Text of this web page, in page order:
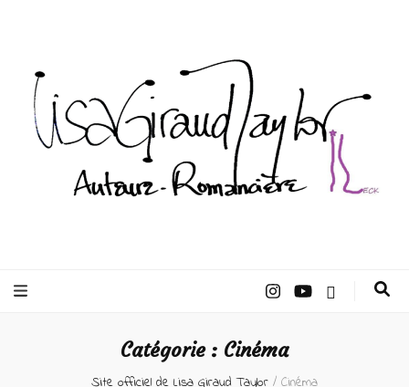
Taylor –
Catégorie : Cinéma
Site officiel de Lisa Giraud Taylor / Cinéma